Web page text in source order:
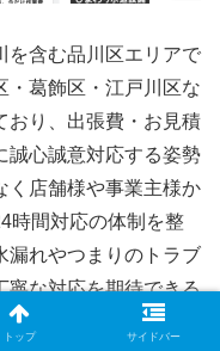
を含む品川区エリアで
・葛飾区・江戸川区な
おり、出張費・お見積
誠心誠意対応する姿勢
く店舗様や事業主様か
時間対応の体制を整
漏れやつまりのトラブ
寧な対応を期待できる
トップ サイドバー